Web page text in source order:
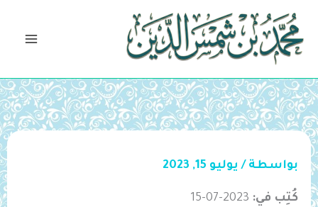
تخطي
المحتوى
بواسطة / يوليو 15, 2023
كُتِب في: 2023-07-15